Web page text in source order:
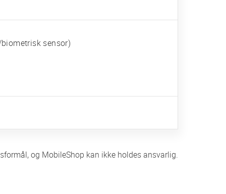
biometrisk sensor)
og MobileShop kan ikke holdes ansvarlig.